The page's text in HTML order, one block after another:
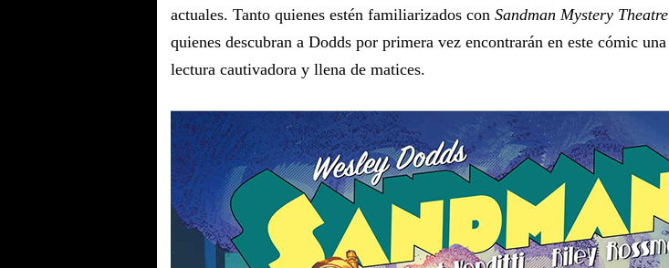
actuales. Tanto quienes estén familiarizados con Sandman Mystery Theatre
quienes descubran a Dodds por primera vez encontrarán en este cómic una
lectura cautivadora y llena de matices.